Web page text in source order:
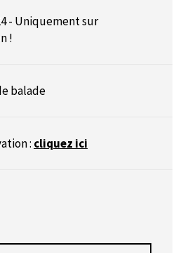
- Uniquement sur
!
balade
: cliquez ici